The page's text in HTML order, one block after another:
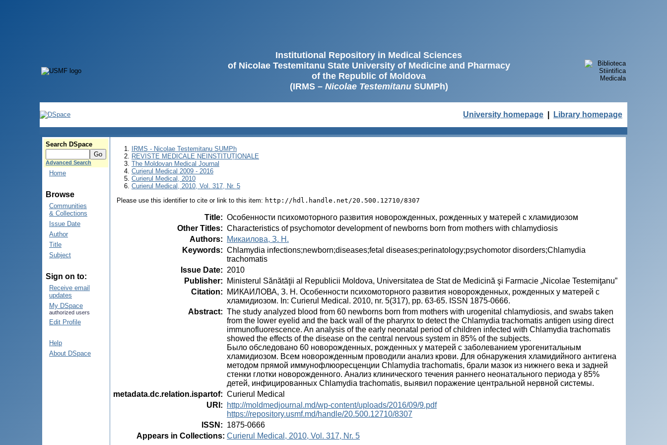
Institutional Repository in Medical Sciences
of Nicolae Testemitanu State University of Medicine and Pharmacy
of the Republic of Moldova
(IRMS – Nicolae TestemitanuSUMPh)
University homepage Library homepage
Search DSpace
Advanced Search
Home
Browse
Communities
& Collections
Issue Date
Author
Title
Subject
Sign on to:
Receive email
updates
My DSpace
authorized users
Edit Profile
Help
About DSpace
IRMS - Nicolae Testemitanu SUMPh
REVISTE MEDICALE NEINSTITUȚIONALE
The Moldovan Medical Journal
Curierul Medical 2009 - 2016
Curierul Medical, 2010
Curierul Medical, 2010, Vol. 317, Nr. 5
Please use this identifier to cite or link to this item: http://hdl.handle.net/20.500.12710/8307
Title: Особенности психомоторного развития новорожденных, рожденных у матерей с хламидиозом
Other Titles: Сharacteristics of psychomotor development of newborns born from mothers with chlamydiosis
Authors:
Микаилова, З. Н.
Keywords: Chlamydia infections;newborn;diseases;fetal diseases;perinatology;psychomotor disorders;Chlamydia
trachomatis
Issue Date: 2010
Publisher:
Ministerul Sănătăţii al Republicii Moldova, Universitatea de Stat de Medicină şi Farmacie „Nicolae Testemiţanu”
Citation:
МИКАИЛОВА, З. Н. Особенности психомоторного развития новорожденных, рожденных у матерей с
хламидиозом. In: Curierul Medical. 2010, nr. 5(317), pp. 63-65. ISSN 1875-0666.
Abstract: The study analyzed blood from 60 newborns born from mothers with urogenital chlamydiosis, and swabs taken
from the lower eyelid and the back wall of the pharynx to detect the Chlamydia trachomatis antigen using direct
immunofluorescence. An analysis of the early neonatal period of children infected with Chlamydia trachomatis
showed the effects of the disease on the central nervous system in 85% of the subjects.
Было обследовано 60 новорожденных, рожденных у матерей с заболеванием урогенитальным
хламидиозом. Всем новорожденным проводили анализ крови. Для обнаружения хламидийного антигена
методом прямой иммунофлюоресценции Chlamydia trachomatis, брали мазок из нижнего века и задней
стенки глотки новорожденного. Анализ клинического течения раннего неонатального периода у 85%
детей, инфицированных Chlamydia trachomatis, выявил поражение центральной нервной системы.
metadata.dc.relation.ispartof: Curierul Medical
URI :
http://moldmedjournal.md/wp-content/uploads/2016/09/9.pdf
https://repository.usmf.md/handle/20.500.12710/8307
ISSN : 1875-0666
Appears in Collections: Curierul Medical, 2010, Vol. 317, Nr. 5